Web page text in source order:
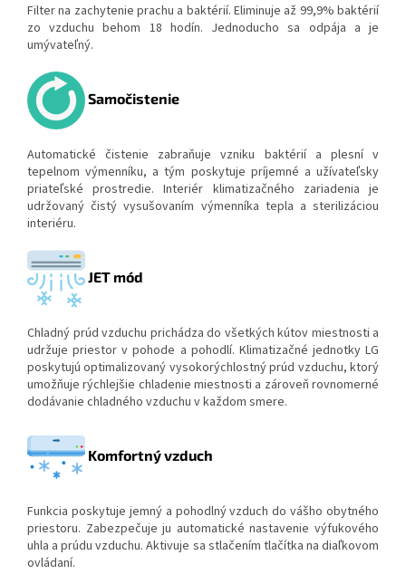
Filter na zachytenie prachu a baktérií. Eliminuje až 99,9% baktérií
zo vzduchu behom 18 hodín. Jednoducho sa odpája a je
umývateľný.
Samočistenie
Automatické čistenie zabraňuje vzniku baktérií a plesní v
tepelnom výmenníku, a tým poskytuje príjemné a užívateľsky
priateľské prostredie. Interiér klimatizačného zariadenia je
udržovaný čistý vysušovaním výmenníka tepla a sterilizáciou
interiéru.
JET mód
Chladný prúd vzduchu prichádza do všetkých kútov miestnosti a
udržuje priestor v pohode a pohodlí. Klimatizačné jednotky LG
poskytujú optimalizovaný vysokorýchlostný prúd vzduchu, ktorý
umožňuje rýchlejšie chladenie miestnosti a zároveň rovnomerné
dodávanie chladného vzduchu v každom smere.
Komfortný vzduch
Funkcia poskytuje jemný a pohodlný vzduch do vášho obytného
priestoru. Zabezpečuje ju automatické nastavenie výfukového
uhla a prúdu vzduchu. Aktivuje sa stlačením tlačítka na diaľkovom
ovládaní.